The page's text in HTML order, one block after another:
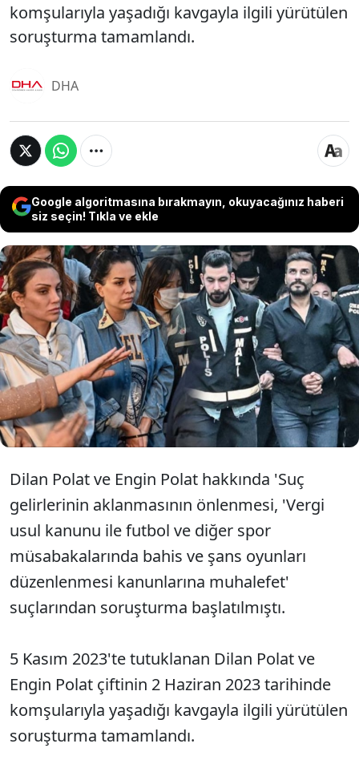
komşularıyla yaşadığı kavgayla ilgili yürütülen
soruşturma tamamlandı.
DHA
Google algoritmasına bırakmayın, okuyacağınız haberi
siz seçin! Tıkla ve ekle
İstanbul Çekmeköy'de oturan Dilan ve
Engin Polat çiftinin tutuklanmadan önce
komşularıyla yaşadığı kavgayla ilgili
yürütülen soruşturma tamamlandı.
Dilan Polat ve Engin Polat hakkında 'Suç
gelirlerinin aklanmasının önlenmesi, 'Vergi
usul kanunu ile futbol ve diğer spor
müsabakalarında bahis ve şans oyunları
düzenlenmesi kanunlarına muhalefet'
suçlarından soruşturma başlatılmıştı.
5 Kasım 2023'te tutuklanan Dilan Polat ve
Engin Polat çiftinin 2 Haziran 2023 tarihinde
komşularıyla yaşadığı kavgayla ilgili yürütülen
soruşturma tamamlandı.